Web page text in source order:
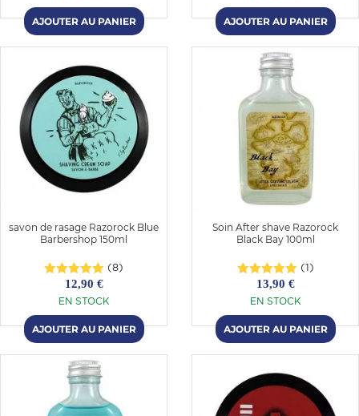
savon de rasage Razorock Blue
Barbershop 150ml
(8)
12,90 €
EN STOCK
Soin After shave Razorock
Black Bay 100ml
(1)
13,90 €
EN STOCK